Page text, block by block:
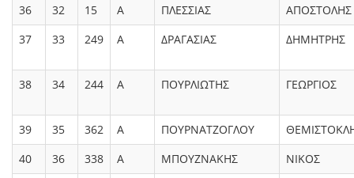
36
32 15 Α ΠΛΕΣΣΙΑΣ
ΑΠΟΣΤΟΛΗΣ
37
33 249 Α ΔΡΑΓΑΣΙΑΣ ΔΗΜΗΤΡΗΣ
38 34 244 Α ΠΟΥΡΛΙΩΤΗΣ ΓΕΩΡΓΙΟΣ
39 35 362 Α ΠΟΥΡΝΑΤΖΟΓΛΟΥ
40
36 338 Α ΜΠΟΥΖΝΑΚΗΣ
ΝΙΚΟΣ